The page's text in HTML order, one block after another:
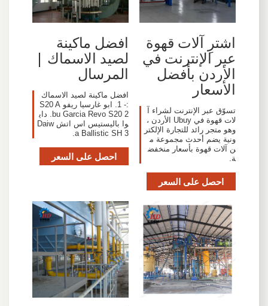
اشترِ آلات قهوة
عبر الإنترنت في
الأردن بأفضل
الأسعار
تسوّق عبر الإنترنت لشراء آ
لات قهوة في Ubuy الأردن ،
وهو متجر رائد للتجارة الإلكتر
ونية يضم أحدث مجموعة م
ن آلات قهوة بأسعار منخفض
ة.
احصل على السعر
افضل ماكينة
لصيد الاسماك |
المرسال
افضل ماكينة لصيد الاسماك
:- 1. ابو غارسيا ريفو S20 A
bu Garcia Revo S20 2. داي
وا باليستيس اس اتش Daiw
a Ballistic SH 3.
احصل على السعر